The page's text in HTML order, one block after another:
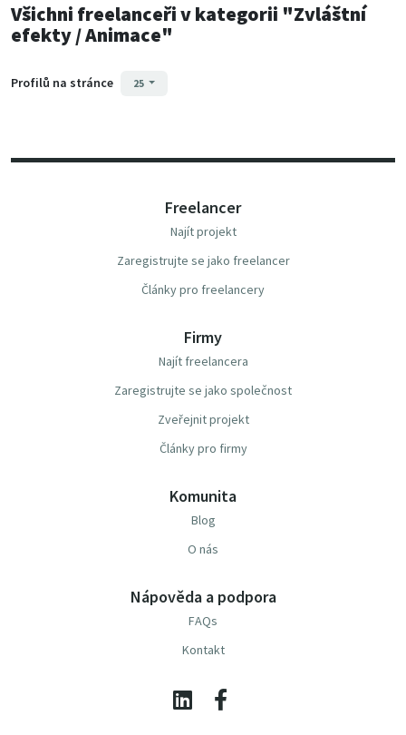
Všichni freelanceřiv kategorii "Zvláštní
efekty / Animace"
Profilů na stránce 25
Freelancer
Najít projekt
Zaregistrujte se jako freelancer
Články pro freelancery
Firmy
Najít freelancera
Zaregistrujte se jako společnost
Zveřejnit projekt
Články pro firmy
Komunita
Blog
O nás
Nápověda a podpora
FAQs
Kontakt